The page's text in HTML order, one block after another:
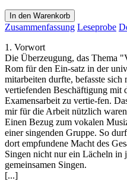
In den Warenkorb
Zusammenfassung Leseprobe
1. Vorwort
Die Überzeugung, das Thema
Rom für den Ein-satz in der
mitarbeiten durfte, befasste
vertiefenden Beschäftigung mit
Examensarbeit zu vertie-fen.
mir für die Arbeit nützlich
Einen Bezug zum vokalen
einer singenden Gruppe. So
dort empfundene Macht des
Singen nicht nur ein Lächeln in
gemeinsamen Singen.
[...]